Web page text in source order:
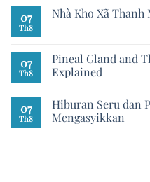
07
Th8
Nhà Kho Xã
07
Th8
Pineal Gland and
Explained
07
Th8
Hiburan Seru dan
Mengasyikkan